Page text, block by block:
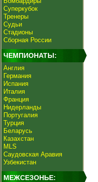
Суперкубок
Тренеры
Судьи
Стадионы
Сборная России
ЧЕМПИОНАТЫ:
Англия
Германия
Испания
Италия
Франция
Нидерланды
Португалия
Турция
Беларусь
Казахстан
MLS
Саудовская Аравия
Узбекистан
МЕЖСЕЗОНЬЕ: